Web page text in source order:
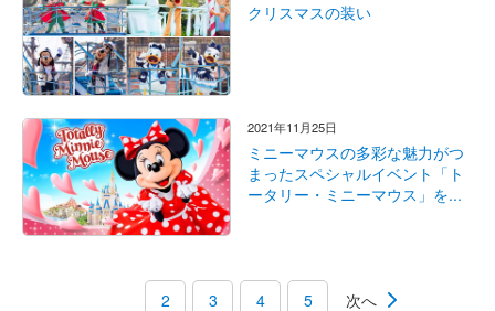
クリスマスの装い
2021年11月25日
ミニーマウスの多彩な魅力がつ
まったスペシャルイベント「ト
ータリー・ミニーマウス」を...
2 3 4 5 次へ